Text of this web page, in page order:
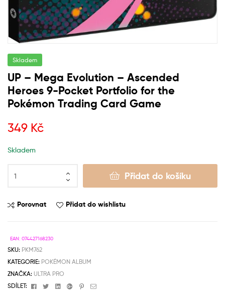
Skladem
UP – Mega Evolution – Ascended
Heroes 9-Pocket Portfolio for the
Pokémon Trading Card Game
349 Kč
Skladem
Přidat do košíku
Porovnat Přidat do wishlistu
EAN: 074427168230
SKU: PKM762
KATEGORIE: POKÉMON ALBUM
ZNAČKA: ULTRA PRO
SDÍLET:
FacebookTwitterLinkedinGoogle+Pinterest
Email